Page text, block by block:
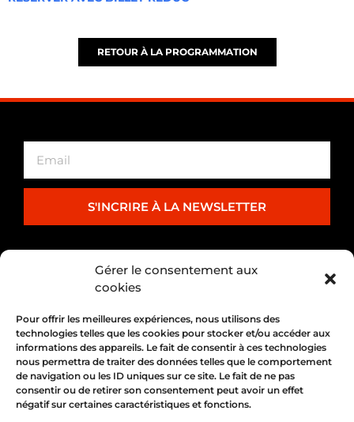
Gérer le consentement aux
cookies
Pour offrir les meilleures expériences, nous utilisons des
technologies telles que les cookies pour stocker et/ou accéder aux
informations des appareils. Le fait de consentir à ces technologies
nous permettra de traiter des données telles que le comportement
de navigation ou les ID uniques sur ce site. Le fait de ne pas
consentir ou de retirer son consentement peut avoir un effet
négatif sur certaines caractéristiques et fonctions.
RETOUR À LA PROGRAMMATION
S'INCRIRE À LA NEWSLETTER
PARTENARIAT